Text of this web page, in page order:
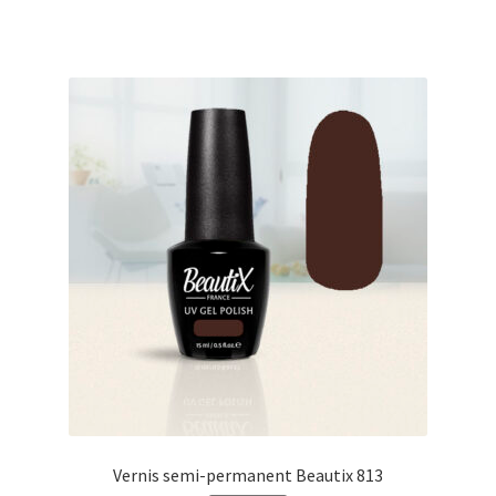
Vernis semi-permanent Beautix 813